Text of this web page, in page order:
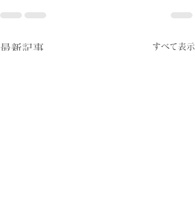
最新記事 すべて表示